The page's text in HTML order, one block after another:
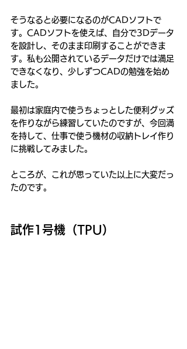
そうなると必要になるのがCADソフトで
す。CADソフトを使えば、自分で3Dデータ
を設計し、そのまま印刷することができま
す。私も公開されているデータだけでは満足
できなくなり、少しずつCADの勉強を始め
ました。
最初は家庭内で使うちょっとした便利グッズ
を作りながら練習していたのですが、今回満
を持して、仕事で使う機材の収納トレイ作り
に挑戦してみました。
ところが、これが思っていた以上に大変だっ
たのです。
試作1号機（TPU）